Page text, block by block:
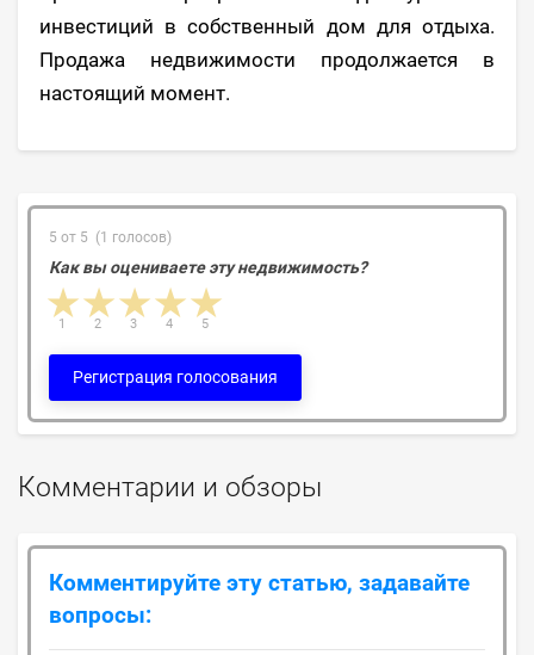
инвестиций в собственный дом для отдыха.
Продажа недвижимости продолжается в
настоящий момент.
5 от 5 (1 голосов)
Как вы оцениваете эту недвижимость?
4 stars
3 stars
2 stars
1 star 5
4
3
2
1
Регистрация голосования
Комментарии и обзоры
Комментируйте эту статью, задавайте
вопросы: